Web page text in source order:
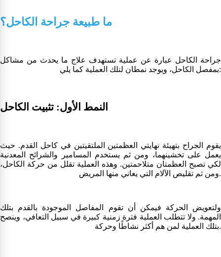
ما طبيعة جراحة الكاحل؟
جراحة الكاحل عبارة عن عملية تستهدف علاج ما يحدث من مشاكل
بمفصل الكاحل، ويوجد نمطان لتلك العملية كما يلي:
النمط الأول: تثبيت الكاحل
يقوم الجراح بتهيئة نهايتي العظمتين الملتقيتين في كاحل القدم. حيث
يعمل على تخشينهما، ومن ثم يستخدم المسامير والشرائح المعدنية
لكي تصبح العظمتان متلاحمتين. وهذه العملية تقلل من حركة الكاحل،
ومن ثم تقليص الآلام التي يعاني منها المريض.
ولتعويض الحركة فيمكن أن تقوم المفاصل الموجودة بالقدم بتلك
المهمة. ولا تتطلب العملية فترة زمنية كبيرة في سبيل التعافي، وينصح
بتلك العملية لمن هم أكثر نشاطًا وحركة.